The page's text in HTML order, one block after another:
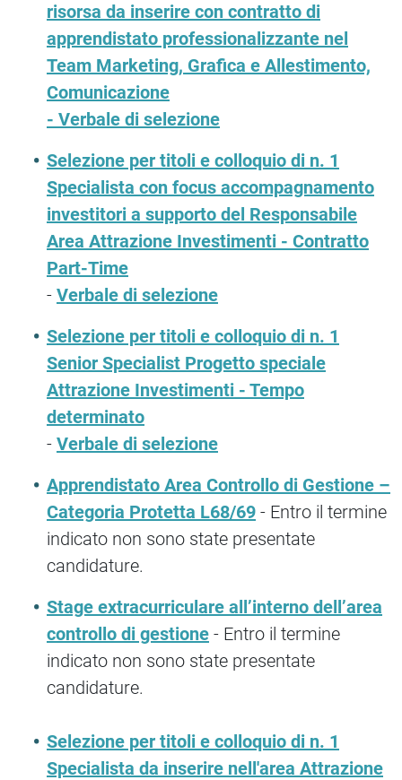
risorsa da inserire con contratto di
apprendistato professionalizzante nel
Team Marketing, Grafica e Allestimento,
Comunicazione
- Verbale di selezione
Selezione per titoli e colloquio di n. 1
Specialista con focus accompagnamento
investitori a supporto del Responsabile
Area Attrazione Investimenti - Contratto
Part-Time
- Verbale di selezione
Selezione per titoli e colloquio di n. 1
Senior Specialist Progetto speciale
Attrazione Investimenti - Tempo
determinato
- Verbale di selezione
Apprendistato Area Controllo di Gestione –
Categoria Protetta L68/69 - Entro il termine
indicato non sono state presentate
candidature.
Stage extracurriculare all’interno dell’area
controllo di gestione - Entro il termine
indicato non sono state presentate
candidature.
Selezione per titoli e colloquio di n. 1
Specialista da inserire nell'area Attrazione